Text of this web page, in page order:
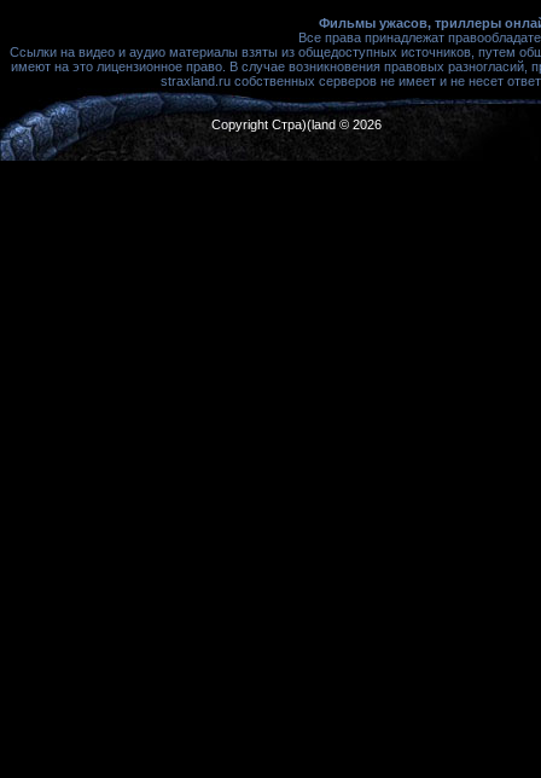
Фильмы ужасов, триллеры
Все права принадлежат
Ссылки на видео и аудио материалы взяты из общедоступных источников, путем
имеют на это лицензионное право. В случае возникновения правовых
straxland.ru собственных серверов не имеет и не несет
Copyright Стра)(land © 2026